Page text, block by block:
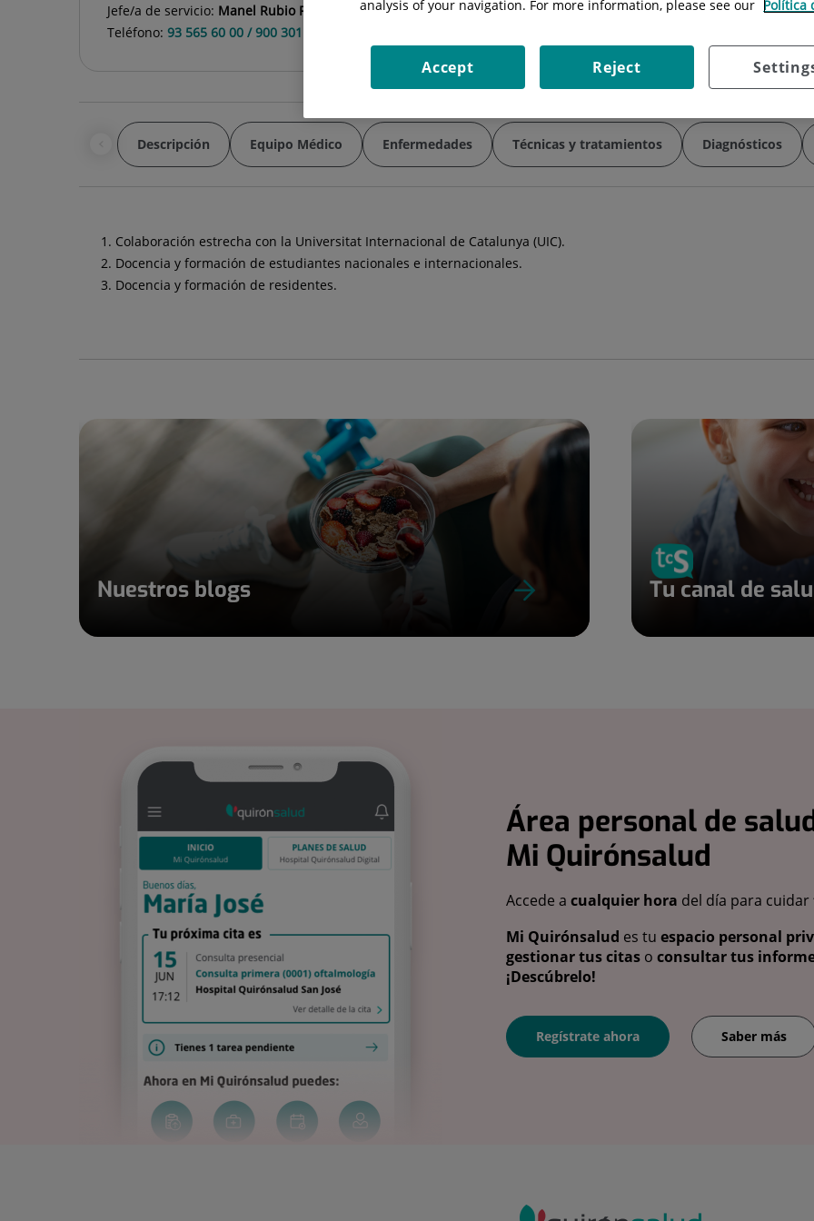
Jefe/a de servicio: Manel Rubio Rivas Situación:Módulo F (Planta 0)
Teléfono: 93 565 60 00 / 900 301 013
Descripción Equipo Médico Enfermedades Técnicas y tratamientos Diagnósticos
Colaboración estrecha con la Universitat Internacional de Catalunya (UIC).
Docencia y formación de estudiantes nacionales e internacionales.
Docencia y formación de residentes.
Nuestros blogs Tu canal de
Área personal de
Mi Quirónsalud
Accede a cualquier hora del día para cuidar
Mi Quirónsalud es tu espacio personal
gestionar tus citas o consultar tus
¡Descúbrelo!
Regístrate ahora Saber más
analysis of your navigation. For more information, please see our Política
Reject
Accept